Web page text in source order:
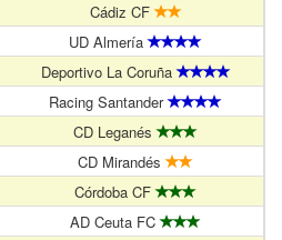
Cádiz CF
UD Almería
Deportivo La Coruña
Racing Santander
CD Leganés
CD Mirandés
Córdoba CF
AD Ceuta FC